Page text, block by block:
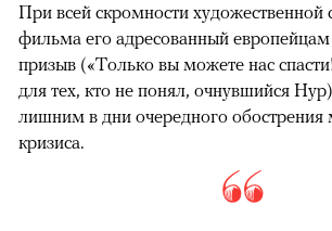
При всей скромности художественной
фильма его адресованный
призыв («Только вы можете нас
для тех, кто не понял, очнувшийся
лишним в дни очередного обострения
кризиса.